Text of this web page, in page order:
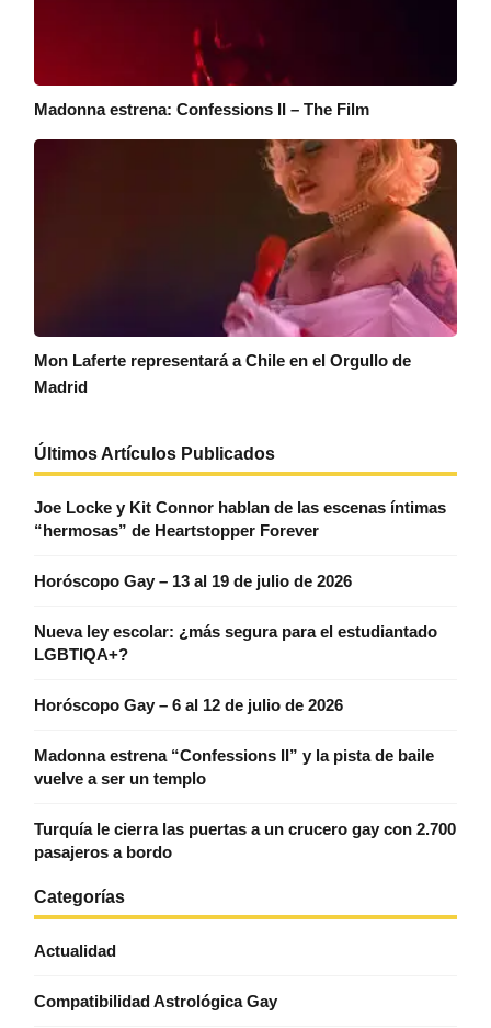
Madonna estrena: Confessions II – The Film
Mon Laferte representará a Chile en el Orgullo de
Madrid
Últimos Artículos Publicados
Joe Locke y Kit Connor hablan de las escenas íntimas
“hermosas” de Heartstopper Forever
Horóscopo Gay – 13 al 19 de julio de 2026
Nueva ley escolar: ¿más segura para el estudiantado
LGBTIQA+?
Horóscopo Gay – 6 al 12 de julio de 2026
Madonna estrena “Confessions II” y la pista de baile
vuelve a ser un templo
Turquía le cierra las puertas a un crucero gay con 2.700
pasajeros a bordo
Categorías
Actualidad
Compatibilidad Astrológica Gay